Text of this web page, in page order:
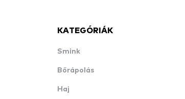
KATEGÓRIÁK
Smink
Bőrápolás
Haj